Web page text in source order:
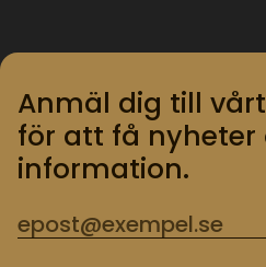
Anmäl dig till
för att få nyheter
information.